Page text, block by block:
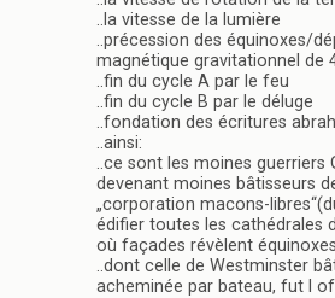
..la vitesse de la lumière
..précession des équinoxes/
magnétique gravitationnel de
..fin du cycle A par le feu
..fin du cycle B par le déluge
..fondation des écritures
..ainsi:
..ce sont les moines guerriers
devenant moines bâtisseurs
„corporation macons-
édifier toutes les cathédrales
où façades révèlent
..dont celle de Westminster
acheminée par bateau, fut l